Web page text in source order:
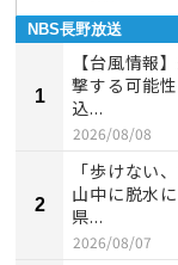
NBS長野放送
1
【台風情報
撃する可能
込...
2026/08/08
2
「歩けない
山中に脱水
県...
2026/08/07